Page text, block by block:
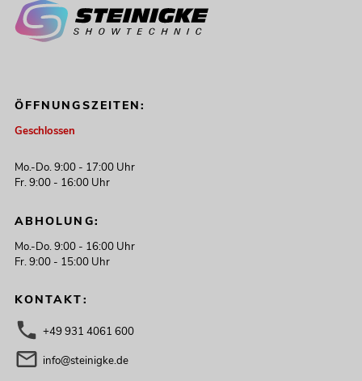
ÖFFNUNGSZEITEN:
Geschlossen
Mo.-Do. 9:00 - 17:00 Uhr
Fr. 9:00 - 16:00 Uhr
ABHOLUNG:
Mo.-Do. 9:00 - 16:00 Uhr
Fr. 9:00 - 15:00 Uhr
KONTAKT:
+49 931 4061 600
info@steinigke.de